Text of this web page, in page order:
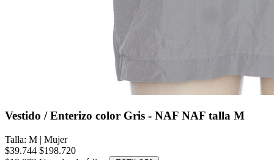
Vestido / Enterizo color Gris - NAF NAF talla M
Talla: M | Mujer
$39.744 $198.720